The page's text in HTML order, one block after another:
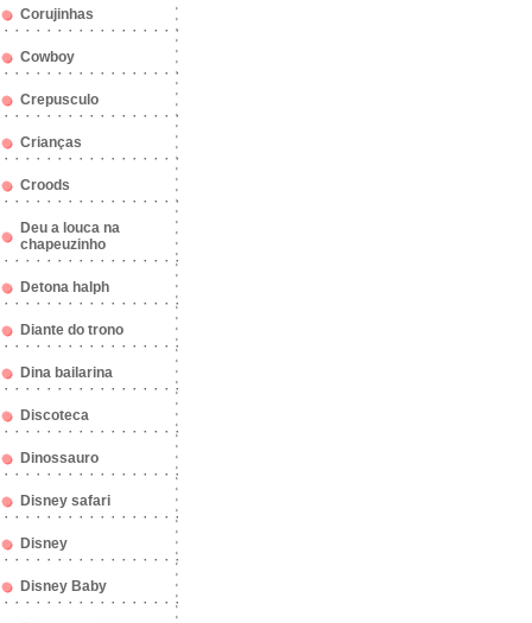
Corujinhas
Cowboy
Crepusculo
Crianças
Croods
Deu a louca na
chapeuzinho
Detona halph
Diante do trono
Dina bailarina
Discoteca
Dinossauro
Disney safari
Disney
Disney Baby